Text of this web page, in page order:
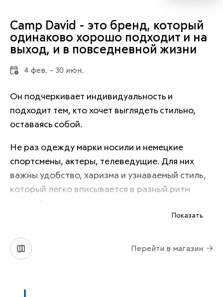
Camp David - это бренд, который
одинаково хорошо подходит и на
выход, и в повседневной жизни
4 фев. – 30 июн.
Он подчеркивает индивидуальность и
подходит тем, кто хочет выглядеть стильно,
оставаясь собой.
Не раз одежду марки носили и немецкие
спортсмены, актеры, телеведущие. Для них
важны удобство, харизма и узнаваемый стиль,
который легко вписывается в разный ритм
*Не является публичной офертой
Показать
Перейти в магазин